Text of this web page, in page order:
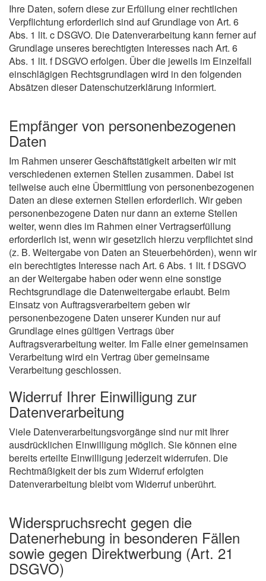
Ihre Daten, sofern diese zur Erfüllung einer rechtlichen
Verpflichtung erforderlich sind auf Grundlage von Art. 6
Abs. 1 lit. c DSGVO. Die Datenverarbeitung kann ferner auf
Grundlage unseres berechtigten Interesses nach Art. 6
Abs. 1 lit. f DSGVO erfolgen. Über die jeweils im Einzelfall
einschlägigen Rechtsgrundlagen wird in den folgenden
Absätzen dieser Datenschutzerklärung informiert.
Empfänger von personenbezogenen
Daten
Im Rahmen unserer Geschäftstätigkeit arbeiten wir mit
verschiedenen externen Stellen zusammen. Dabei ist
teilweise auch eine Übermittlung von personenbezogenen
Daten an diese externen Stellen erforderlich. Wir geben
personenbezogene Daten nur dann an externe Stellen
weiter, wenn dies im Rahmen einer Vertragserfüllung
erforderlich ist, wenn wir gesetzlich hierzu verpflichtet sind
(z. B. Weitergabe von Daten an Steuerbehörden), wenn wir
ein berechtigtes Interesse nach Art. 6 Abs. 1 lit. f DSGVO
an der Weitergabe haben oder wenn eine sonstige
Rechtsgrundlage die Datenweitergabe erlaubt. Beim
Einsatz von Auftragsverarbeitern geben wir
personenbezogene Daten unserer Kunden nur auf
Grundlage eines gültigen Vertrags über
Auftragsverarbeitung weiter. Im Falle einer gemeinsamen
Verarbeitung wird ein Vertrag über gemeinsame
Verarbeitung geschlossen.
Widerruf Ihrer Einwilligung zur
Datenverarbeitung
Viele Datenverarbeitungsvorgänge sind nur mit Ihrer
ausdrücklichen Einwilligung möglich. Sie können eine
bereits erteilte Einwilligung jederzeit widerrufen. Die
Rechtmäßigkeit der bis zum Widerruf erfolgten
Datenverarbeitung bleibt vom Widerruf unberührt.
Widerspruchsrecht gegen die
Datenerhebung in besonderen Fällen
sowie gegen Direktwerbung (Art. 21
DSGVO)